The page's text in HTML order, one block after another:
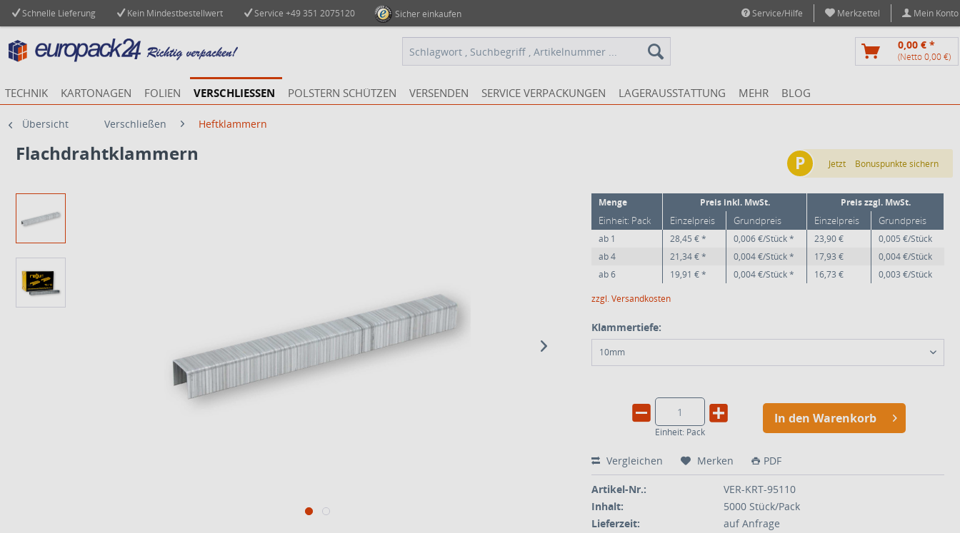
Schnelle Lieferung Kein Mindestbestellwert Service +49 351 2075120 Sicher einkaufen Service/Hilfe Merkzettel Mein Konto
0,00 € *
(Netto 0,00 €)
TECHNIK KARTONAGEN FOLIEN VERSCHLIESSEN POLSTERN SCHÜTZEN VERSENDEN SERVICE VERPACKUNGEN LAGERAUSSTATTUNG MEHR BLOG
Übersicht Verschließen Heftklammern
Flachdrahtklammern
Menge Preis inkl. MwSt. Preis zzgl. MwSt.
Einheit: Pack Einzelpreis Grundpreis Einzelpreis Grundpreis
ab 1 28,45 € * 0,006 €/Stück * 23,90 €
0,005 €/Stück
ab4 21,34 € * 0,004 €/Stück * 17,93 €
0,004 €/Stück
ab6 19,91 € * 0,004 €/Stück * 16,73 €
0,003 €/Stück
zzgl. Versandkosten
Klammertiefe:
10mm
Einheit: Pack
In den Warenkorb
Vergleichen Merken PDF
Artikel-Nr.:
VER-KRT-95110
Inhalt:
5000 Stück/Pack
Lieferzeit:
auf Anfrage
P Jetzt Bonuspunkte sichern